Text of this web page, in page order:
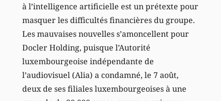
à l’intelligence artificielle est un prétexte pour
masquer les difficultés financières du groupe.
Les mauvaises nouvelles s’amoncellent pour
Docler Holding, puisque l’Autorité
luxembourgeoise indépendante de
l’audiovisuel (Alia) a condamné, le 7 août,
deux de ses filiales luxembourgeoises à une